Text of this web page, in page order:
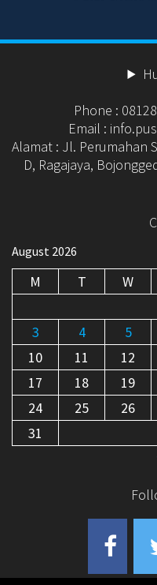
Phone :
Email :
Alamat : Jl. Perumahan
D, Ragajaya,
August 2026
M T W
3
4 5
10
11 12
17
18 19
24
25 26
31